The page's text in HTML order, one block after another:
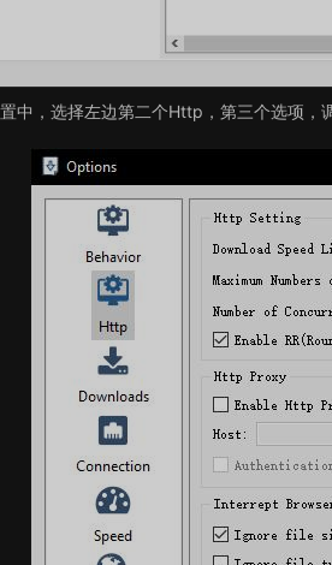
中，选择左边第二个Http，第三个选项，